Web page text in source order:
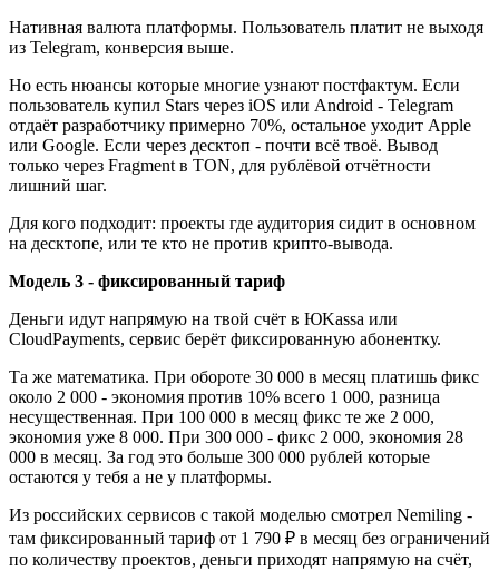
Нативная валюта платформы. Пользователь платит не выходя
из Telegram, конверсия выше.
Но есть нюансы которые многие узнают постфактум. Если
пользователь купил Stars через iOS или Android - Telegram
отдаёт разработчику примерно 70%, остальное уходит Apple
или Google. Если через десктоп - почти всё твоё. Вывод
только через Fragment в TON, для рублёвой отчётности
лишний шаг.
Для кого подходит: проекты где аудитория сидит в основном
на десктопе, или те кто не против крипто-вывода.
Модель 3 - фиксированный тариф
Деньги идут напрямую на твой счёт в ЮKassa или
CloudPayments, сервис берёт фиксированную абонентку.
Та же математика. При обороте 30 000 в месяц платишь фикс
около 2 000 - экономия против 10% всего 1 000, разница
несущественная. При 100 000 в месяц фикс те же 2 000,
экономия уже 8 000. При 300 000 - фикс 2 000, экономия 28
000 в месяц. За год это больше 300 000 рублей которые
остаются у тебя а не у платформы.
Из российских сервисов с такой моделью смотрел Nemiling -
там фиксированный тариф от 1 790 ₽ в месяц без ограничений
по количеству проектов, деньги приходят напрямую на счёт,